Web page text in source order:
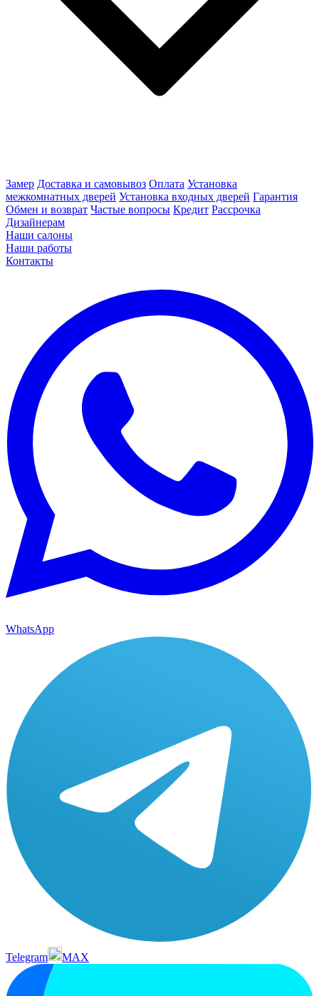
Замер Доставка и самовывоз Оплата Установка
межкомнатных дверей Установка входных дверей Гарантия
Обмен и возврат Частые вопросы Кредит Рассрочка
Дизайнерам
Наши салоны
Наши работы
Контакты
WhatsApp
Telegram MAX